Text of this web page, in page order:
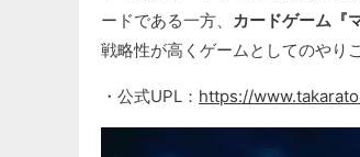
ードである一方、 カードゲーム『
戦略性が高くゲームとしてのやり
・公式UPL： https://